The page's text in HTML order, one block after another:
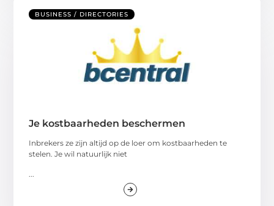
BUSINESS / DIRECTORIES
Je kostbaarheden beschermen
Inbrekers ze zijn altijd op de loer om kostbaarheden te
stelen. Je wil natuurlijk niet